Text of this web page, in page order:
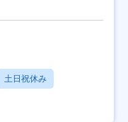
土日祝休み